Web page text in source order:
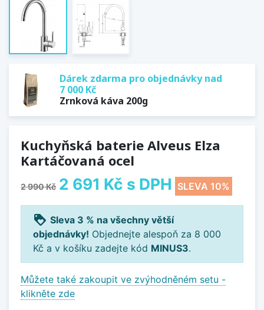
Dárek zdarma pro objednávky nad
7 000 Kč
Zrnková káva 200g
Kuchyňská baterie Alveus Elza
Kartáčovaná ocel
2 990 Kč 2 691 Kč s DPH SLEVA 10%
loyalty Sleva 3 % na všechny větší
objednávky! Objednejte alespoň za 8 000
Kč a v košíku zadejte kód MINUS3.
Můžete také zakoupit ve zvýhodněném setu -
klikněte zde